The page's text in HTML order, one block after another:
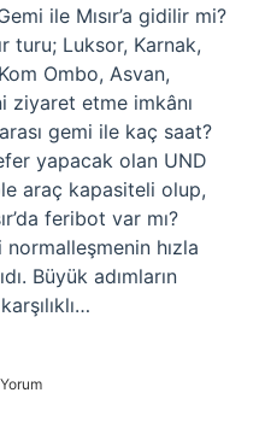
ile Mısır’a gidilir mi?
turu; Luksor, Karnak,
Ombo, Asvan,
ziyaret etme imkânı
gemi ile kaç saat?
yapacak olan UND
araç kapasiteli olup,
feribot var mı?
normalleşmenin hızla
Büyük adımların